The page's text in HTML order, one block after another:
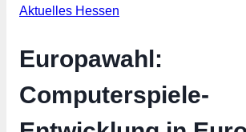
Aktuelles Hessen
Europawahl:
Computerspiele-